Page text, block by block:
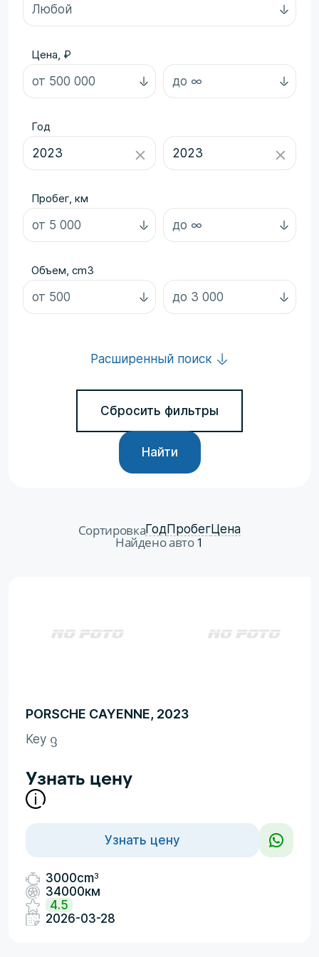
Цена, ₽
Год
Пробег, км
Объем, cm3
Расширенный поиск
Сбросить фильтры
Найти
СортировкаГодПробегЦена
Найдено авто1
PORSCHE CAYENNE, 2023
Key ᦋ
Узнать цену
Узнать цену
3000cm3
34000км
4.5
2026-03-28